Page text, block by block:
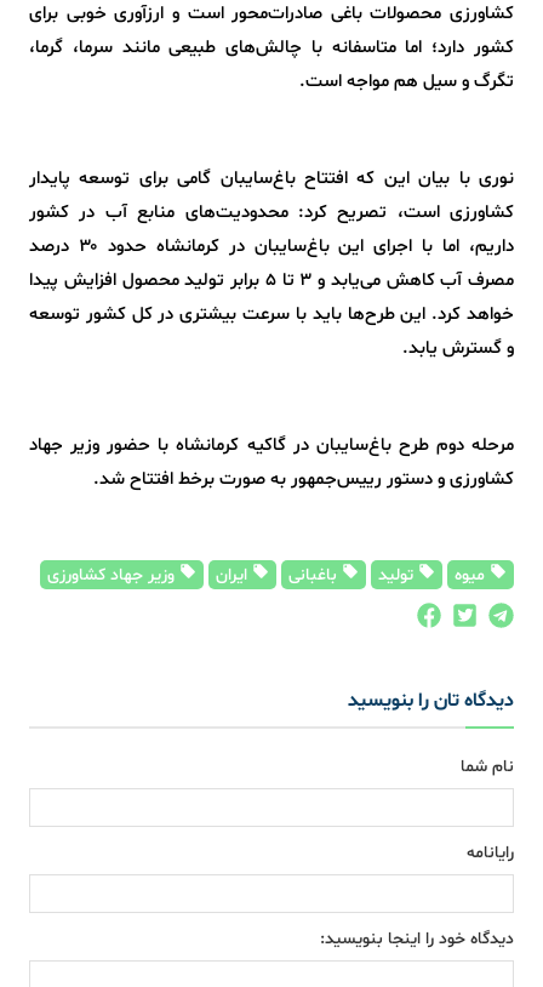
کشاورزی محصولات باغی صادرات‌محور است و ارزآوری خوبی برای
کشور دارد؛ اما متاسفانه با چالش‌های طبیعی مانند سرما، گرما،
تگرگ و سیل هم مواجه است.
نوری با بیان این که افتتاح باغ‌سایبان گامی برای توسعه پایدار
کشاورزی است، تصریح کرد: محدودیت‌های منابع آب در کشور
داریم، اما با اجرای این باغ‌سایبان در کرمانشاه حدود ۳۰ درصد
مصرف آب کاهش می‌یابد و ۳ تا ۵ برابر تولید محصول افزایش پیدا
خواهد کرد. این طرح‌ها باید با سرعت بیشتری در کل کشور توسعه
و گسترش یابد.
مرحله دوم طرح باغ‌سایبان در گاکیه کرمانشاه با حضور وزیر جهاد
کشاورزی و دستور رییس‌جمهور به صورت برخط افتتاح شد.
میوه تولید باغبانی ایران وزیر جهاد کشاورزی
دیدگاه تان را بنویسید
نام شما
رایانامه
دیدگاه خود را اینجا بنویسید: